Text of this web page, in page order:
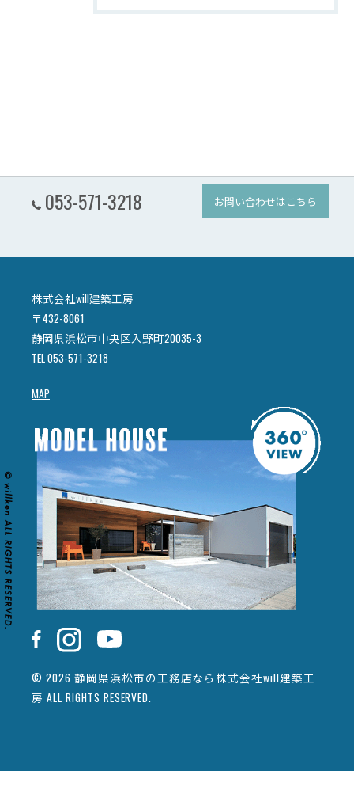
053-571-3218 お問い合わせはこちら
株式会社will建築工房
〒432-8061
静岡県浜松市中央区入野町20035-3
TEL 053-571-3218
MAP
© 2026 静岡県浜松市の工務店なら株式会社will建築工
房 ALL RIGHTS RESERVED.